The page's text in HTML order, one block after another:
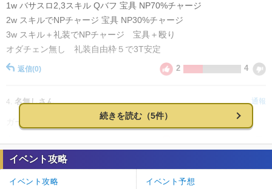
1w バサスロ2,3スキル Qバフ 宝具 NP70%チャージ
2w スキルでNPチャージ 宝具 NP30%チャージ
3w スキル＋礼装でNPチャージ 宝具＋殴り
オダチェン無し 礼装自由枠５で3T安定
返信(0) 2 4
4. 名無しさん 通報
ガーデン級がアーサーで回れと言わんばかり
続きを読む（5件）
イベント攻略
イベント攻略 イベント予想